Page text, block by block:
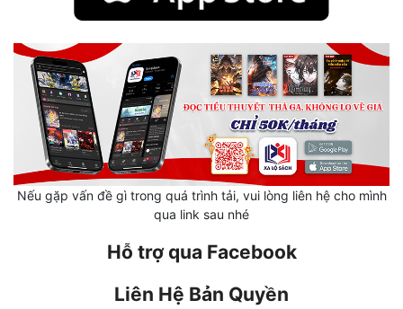
Khoa Huyễn Không Gian
Kinh Dị
Kiếm Hiệp
Kỳ Huyễn
Kỳ Ảo
Nếu gặp vấn đề gì trong quá trình tải, vui lòng liên hệ cho mình
qua link sau nhé
Hỗ trợ qua Facebook
Liên Hệ Bản Quyền